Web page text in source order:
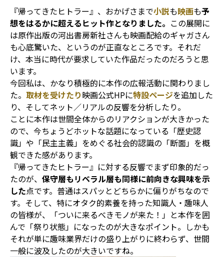
『帰ってきたヒトラー』、おかげさまで小説も映画も予
想をはるかに超えるヒット作となりました。 この展開に
は原作出版の河出書房新社さんも映画配給のギャガさん
も心底驚いた、というのが正直なところです。それだ
け、本当に時代が要求していた作品だったのだろうと思
います。
今回私は、かなり積極的に本作の広報活動に関わりまし
た。 取材を受けたり映画公式HPに特設ページを追加した
り、そしてネット／リアルの反響を分析したり。
ことに本作は世間全体からのリアクションが大きかった
ので、今ちょうどホットな話題になっている「歴史認
識」や「民主主義」をめぐる社会的認識の「断面」を概
観できた感があります。
『帰ってきたヒトラー』に対する反響でまず印象的だっ
たのが、 保守層もリベラル層も同様に前向きな興味を示
した点です。普通はスパッとどちらかに偏りがちなので
す。そして、特にオタク的素養を持った知識人・趣味人
の皆様が、「ついに来るべきモノが来た！」と本作を囲
んで「祭り状態」になったのが大きなポイント。しかも
それが単に趣味業界だけの盛り上がりに終わらず、世間
一般に波及したのが大きいですね。